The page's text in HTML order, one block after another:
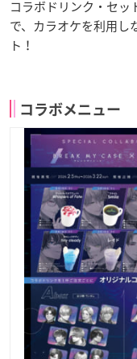
コラボドリンク・セッ
で、カラオケを利用し
ト！
コラボメニュー